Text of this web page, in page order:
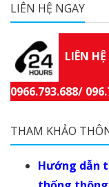
LIÊN HỆ NGAY
LIÊN
0966.793.688/
THAM KHẢO
Hướng dẫn